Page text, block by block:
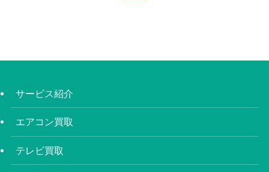
サービス紹介
エアコン買取
テレビ買取